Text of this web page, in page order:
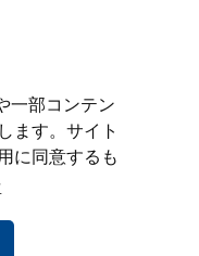
一部コンテン
ます。サイト
に同意するも